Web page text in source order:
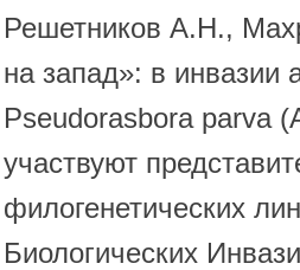
Решетников А.Н.,
на запад»: в инвазии
Pseudorasbora parva
участвуют
филогенетических
Биологических